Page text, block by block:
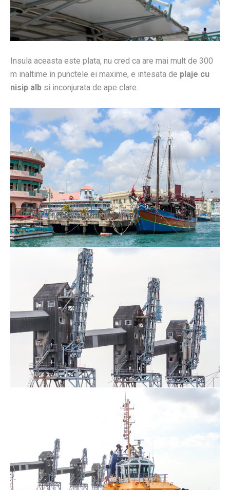
Insula aceasta este plata, nu cred ca are mai mult de 300
m inaltime in punctele ei maxime, e intesata de plaje cu
nisip alb si inconjurata de ape clare.